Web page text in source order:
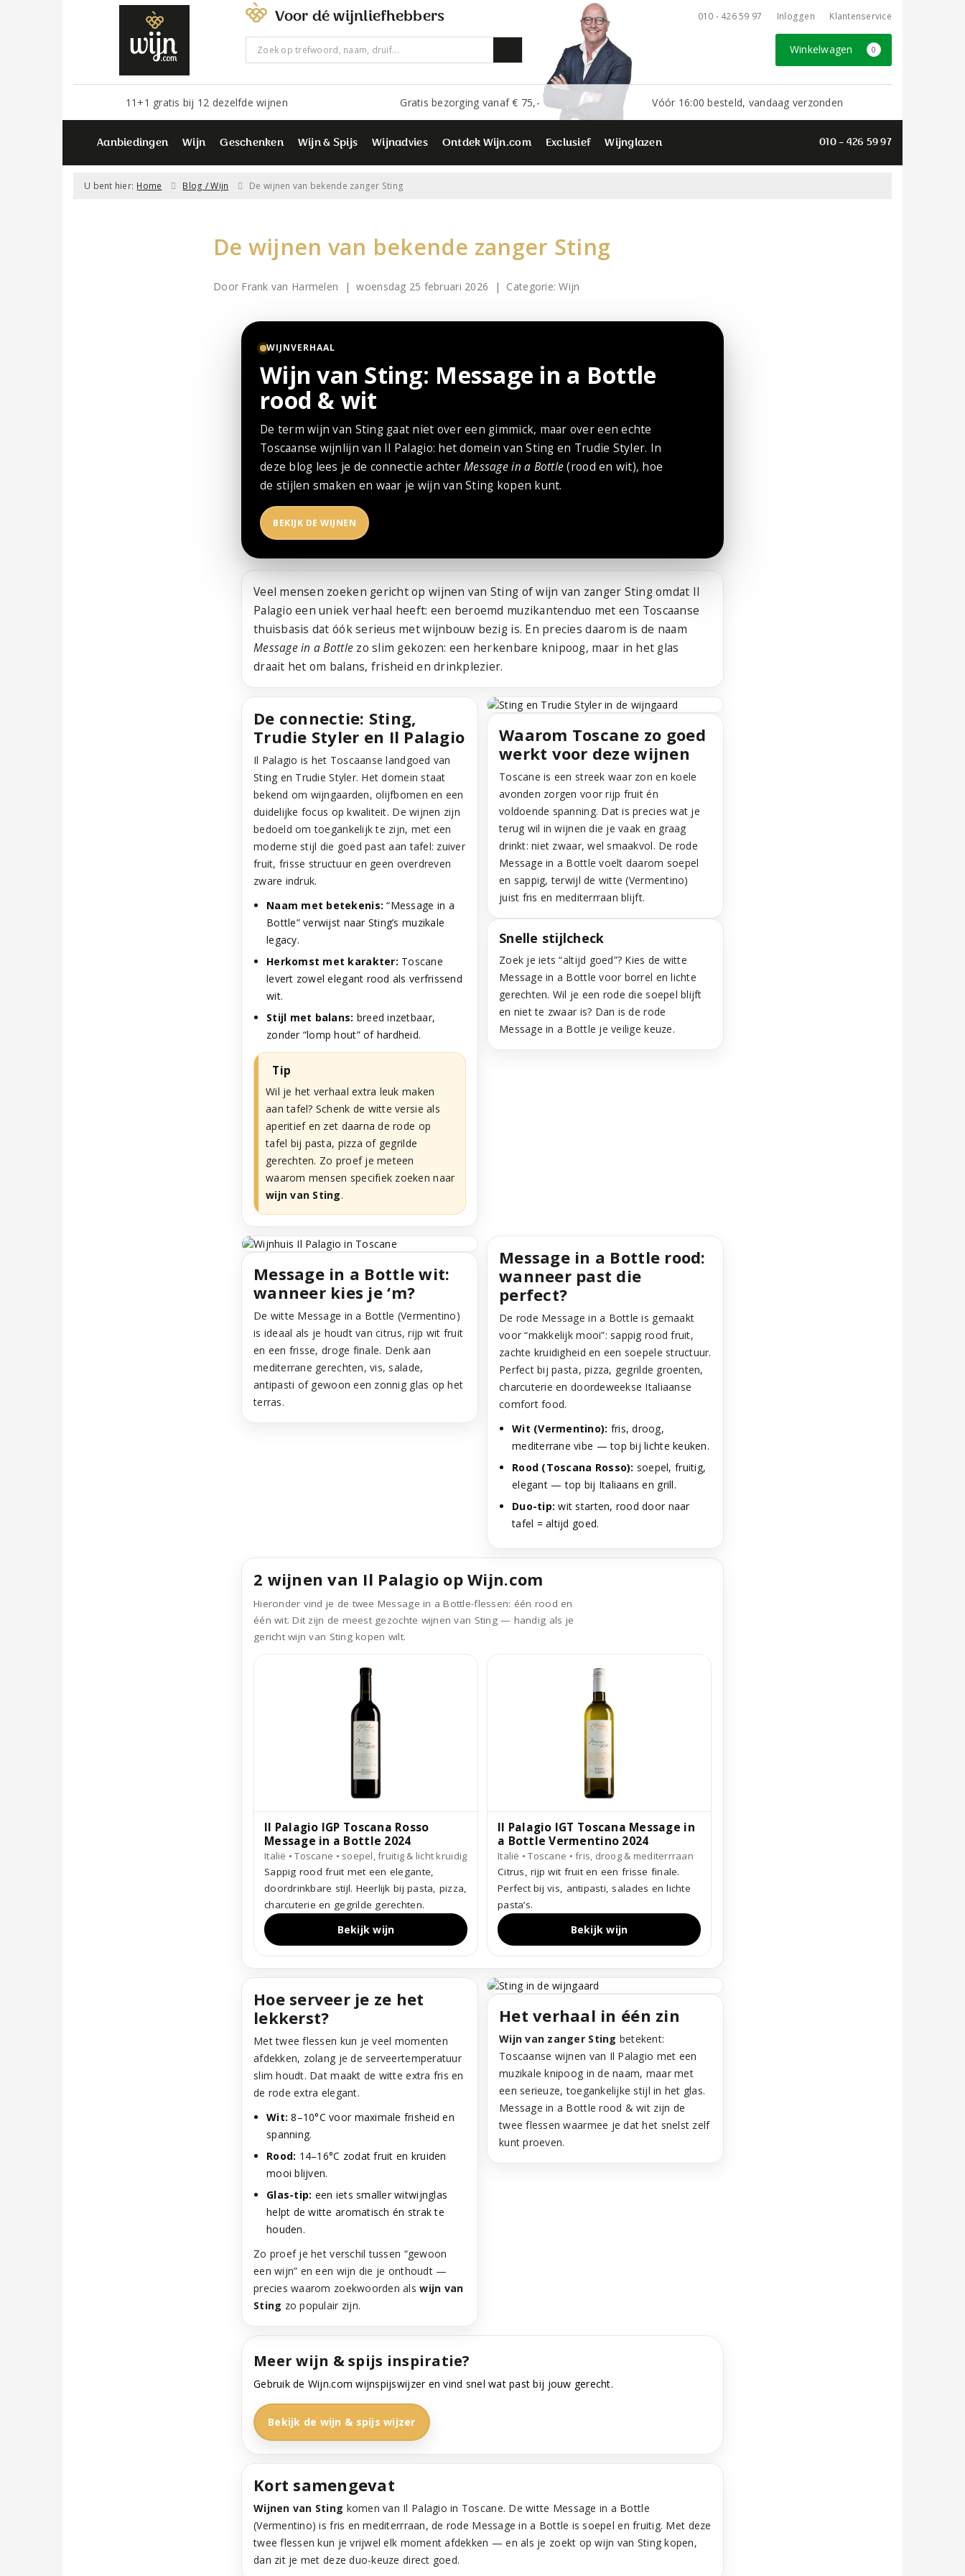
Voor dé wijnliefhebbers 010 - 426 59 97 Inloggen Klantenservice
Winkelwagen 0
11+1 gratis bij 12 dezelfde wijnen Gratis bezorging vanaf € 75,- Vóór 16:00 besteld, vandaag verzonden
Aanbiedingen Wijn Geschenken Wijn & Spijs Wijnadvies Ontdek Wijn.com Exclusief Wijnglazen 010 - 426 59 97
U bent hier: Home Blog / Wijn De wijnen van bekende zanger Sting
De wijnen van bekende zanger Sting
Door Frank van Harmelen | woensdag 25 februari 2026 | Categorie:Wijn
WIJNVERHAAL
Wijn van Sting: Message in a Bottle
rood & wit
De term wijn van Sting gaat niet over een gimmick, maar over een echte
Toscaanse wijnlijn van Il Palagio: het domein van Sting en Trudie Styler. In
deze blog lees je de connectie achterMessage in a Bottle(rood en wit), hoe
de stijlen smaken en waar je wijn van Sting kopen kunt.
BEKIJK DE WIJNEN
Veel mensen zoeken gericht op wijnen van Sting of wijn van zanger Sting omdat Il
Palagio een uniek verhaal heeft: een beroemd muzikantenduo met een Toscaanse
thuisbasis dat óók serieus met wijnbouw bezig is. En precies daarom is de naam
Message in a Bottle zo slim gekozen: een herkenbare knipoog, maar in het glas
draait het om balans, frisheid en drinkplezier.
De connectie: Sting,
Trudie Styler en Il Palagio
Il Palagio is het Toscaanse landgoed van
Sting en Trudie Styler. Het domein staat
bekend om wijngaarden, olijfbomen en een
duidelijke focus op kwaliteit. De wijnen zijn
bedoeld om toegankelijk te zijn, met een
moderne stijl die goed past aan tafel: zuiver
fruit, frisse structuur en geen overdreven
zware indruk.
Naam met betekenis: “Message in a
Bottle” verwijst naar Sting’s muzikale
legacy.
Herkomst met karakter: Toscane
levert zowel elegant rood als verfrissend
wit.
Stijl met balans: breed inzetbaar,
zonder “lomp hout” of hardheid.
Tip
Wil je het verhaal extra leuk maken
aan tafel? Schenk de witte versie als
aperitief en zet daarna de rode op
tafel bij pasta, pizza of gegrilde
gerechten. Zo proef je meteen
waarom mensen specifiek zoeken naar
wijn van Sting.
Waarom Toscane zo goed
werkt voor deze wijnen
Toscane is een streek waar zon en koele
avonden zorgen voor rijp fruit én
voldoende spanning. Dat is precies wat je
terug wil in wijnen die je vaak en graag
drinkt: niet zwaar, wel smaakvol. De rode
Message in a Bottle voelt daarom soepel
en sappig, terwijl de witte (Vermentino)
juist fris en mediterrraan blijft.
Snelle stijlcheck
Zoek je iets “altijd goed”? Kies de witte
Message in a Bottle voor borrel en lichte
gerechten. Wil je een rode die soepel blijft
en niet te zwaar is? Dan is de rode
Message in a Bottle je veilige keuze.
Message in a Bottle wit:
wanneer kies je ‘m?
De witte Message in a Bottle (Vermentino)
is ideaal als je houdt van citrus, rijp wit fruit
en een frisse, droge finale. Denk aan
mediterrane gerechten, vis, salade,
antipasti of gewoon een zonnig glas op het
terras.
Message in a Bottle rood:
wanneer past die
perfect?
De rode Message in a Bottle is gemaakt
voor “makkelijk mooi”: sappig rood fruit,
zachte kruidigheid en een soepele structuur.
Perfect bij pasta, pizza, gegrilde groenten,
charcuterie en doordeweekse Italiaanse
comfort food.
Wit (Vermentino): fris, droog,
mediterrane vibe — top bij lichte keuken.
Rood (Toscana Rosso): soepel, fruitig,
elegant — top bij Italiaans en grill.
Duo-tip: wit starten, rood door naar
tafel = altijd goed.
2 wijnen van Il Palagio op Wijn.com
Hieronder vind je de twee Message in a Bottle-flessen: één rood en
één wit. Dit zijn de meest gezochte wijnen van Sting — handig als je
gericht wijn van Sting kopen wilt.
Il Palagio IGP Toscana Rosso
Message in a Bottle 2024
Italië • Toscane • soepel, fruitig & licht kruidig
Sappig rood fruit met een elegante,
doordrinkbare stijl. Heerlijk bij pasta, pizza,
charcuterie en gegrilde gerechten.
Bekijk wijn
Il Palagio IGT Toscana Message in
a Bottle Vermentino 2024
Italië • Toscane • fris, droog & mediterrraan
Citrus, rijp wit fruit en een frisse finale.
Perfect bij vis, antipasti, salades en lichte
pasta’s.
Bekijk wijn
Hoe serveer je ze het
lekkerst?
Met twee flessen kun je veel momenten
afdekken, zolang je de serveertemperatuur
slim houdt. Dat maakt de witte extra fris en
de rode extra elegant.
Wit: 8–10°C voor maximale frisheid en
spanning.
Rood: 14–16°C zodat fruit en kruiden
mooi blijven.
Glas-tip: een iets smaller witwijnglas
helpt de witte aromatisch én strak te
houden.
Zo proef je het verschil tussen “gewoon
een wijn” en een wijn die je onthoudt —
precies waarom zoekwoorden alswijn van
Sting zo populair zijn.
Het verhaal in één zin
Wijn van zanger Sting betekent:
Toscaanse wijnen van Il Palagio met een
muzikale knipoog in de naam, maar met
een serieuze, toegankelijke stijl in het glas.
Message in a Bottle rood & wit zijn de
twee flessen waarmee je dat het snelst zelf
kunt proeven.
Meer wijn & spijs inspiratie?
Gebruik de Wijn.com wijnspijswijzer en vind snel wat past bij jouw gerecht.
Bekijk de wijn & spijs wijzer
Kort samengevat
Wijnen van Sting komen van Il Palagio in Toscane. De witte Message in a Bottle
(Vermentino) is fris en mediterrraan, de rode Message in a Bottle is soepel en fruitig. Met deze
twee flessen kun je vrijwel elk moment afdekken — en als je zoekt op wijn van Sting kopen,
dan zit je met deze duo-keuze direct goed.